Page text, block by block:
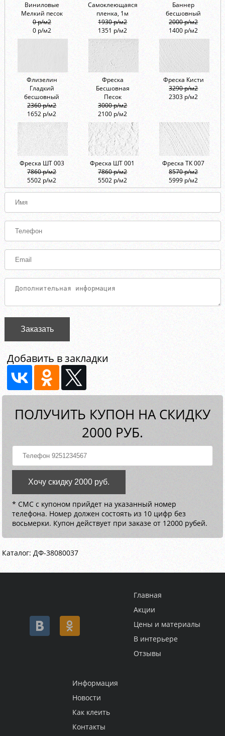
Виниловые
Мелкий песок
0 р/м2
0 р/м2
Самоклеющаяся
пленка, 1м
1930 р/м2
1351 р/м2
Баннер
бесшовный
2000 р/м2
1400 р/м2
Флизелин
Гладкий
бесшовный
2360 р/м2
1652 р/м2
Фреска
Бесшовная
Песок
3000 р/м2
2100 р/м2
Фреска Кисти
3290 р/м2
2303 р/м2
Фреска ШТ 003
7860 р/м2
5502 р/м2
Фреска ШТ 001
7860 р/м2
5502 р/м2
Фреска ТК 007
8570 р/м2
5999 р/м2
Заказать
Добавить в закладки
ПОЛУЧИТЬ КУПОН НА СКИДКУ
2000 РУБ.
Хочу скидку 2000 руб.
* СМС с купоном прийдет на указанный номер
телефона. Номер должен состоять из 10 цифр без
восьмерки. Купон действует при заказе от 12000 рубей.
Каталог: ДФ-38080037
Главная
Акции
Цены и материалы
В интерьере
Отзывы
Информация
Новости
Как клеить
Контакты